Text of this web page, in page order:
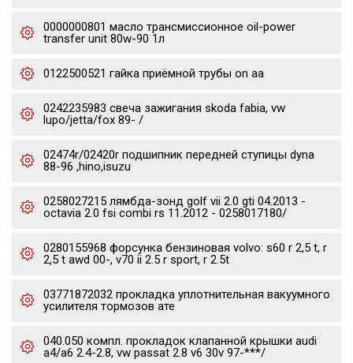
0000000801 масло трансмиссионное oil-power
transfer unit 80w-90 1л
0122500521 гайка приёмной трубы on aa
0242235983 свеча зажигания skoda fabia, vw
lupo/jetta/fox 89- /
02474r/02420r подшипник передней ступицы dyna
88-96 ,hino,isuzu
0258027215 лямбда-зонд golf vii 2.0 gti 04.2013 -
octavia 2.0 fsi combi rs 11.2012 - 0258017180/
0280155968 форсунка бензиновая volvo: s60 r 2,5 t, r
2,5 t awd 00-, v70 ii 2.5 r sport, r 2.5t
03771872032 прокладка уплотнительная вакуумного
усилителя тормозов ате
040.050 компл. прокладок клапанной крышки audi
a4/a6 2.4-2.8, vw passat 2.8 v6 30v 97-***/